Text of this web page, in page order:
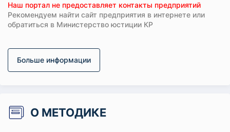
Наш портал не предоставляет контакты предприятий
Рекомендуем найти сайт предприятия в интернете или
обратиться в Министерство юстиции КР
Больше информации
О МЕТОДИКЕ